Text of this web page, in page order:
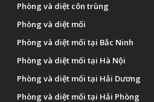
Phòng và diệt côn trùng
Phòng và diệt mối
Phòng và diệt mối tại Bắc Ninh
Phòng và diệt mối tại Hà Nội
Phòng và diệt mối tại Hải Dương
Phòng và diệt mối tại Hải Phòng